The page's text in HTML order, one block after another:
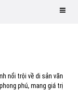
nổi trội về di sản văn
phú, mang giá trị